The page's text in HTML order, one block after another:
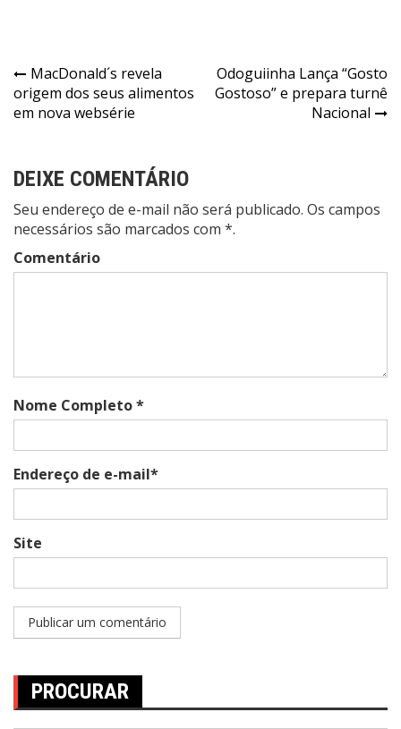
Navegação
de
MacDonald´s revela
origem dos seus alimentos
em nova websérie
Odoguiinha Lança “Gosto
Gostoso” e prepara turnê
Nacional
DEIXE COMENTÁRIO
Seu endereço de e-mail não será publicado. Os campos
necessários são marcados com *.
Comentário
Nome Completo *
Endereço de e-mail*
Site
PROCURAR